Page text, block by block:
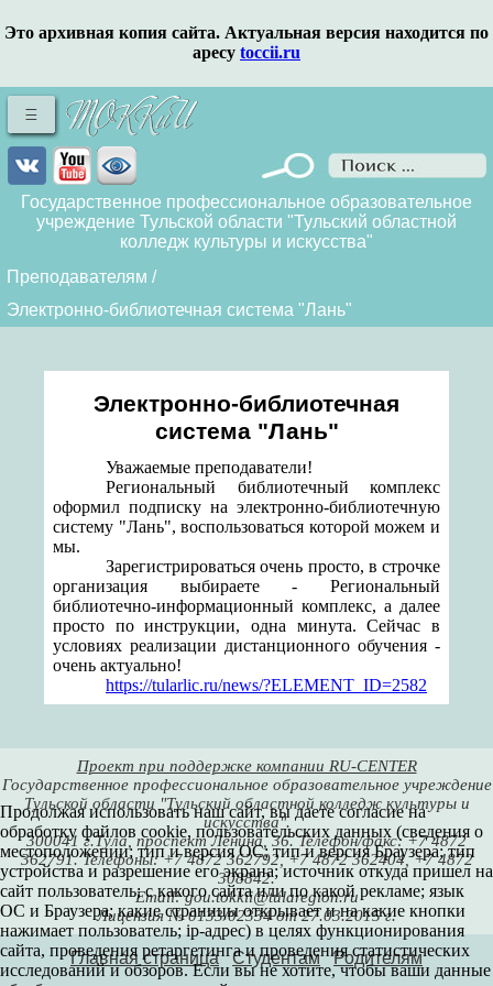
Это архивная копия сайта. Актуальная версия находится по
аресу toccii.ru
Государственное профессиональное образовательное
учреждение Тульской области "Тульский областной
колледж культуры и искусства"
Преподавателям /
Электронно-библиотечная система "Лань"
Электронно-библиотечная
система "Лань"
Уважаемые преподаватели!
Региональный библиотечный комплекс
оформил подписку на электронно-библиотечную
систему "Лань", воспользоваться которой можем и
мы.
Зарегистрироваться очень просто, в строчке
организация выбираете - Региональный
библиотечно-информационный комплекс, а далее
просто по инструкции, одна минута. Сейчас в
условиях реализации дистанционного обучения -
очень актуально!
https://tularlic.ru/news/?ELEMENT_ID=2582
Проект при поддержке компании RU-CENTER
Государственное профессиональное образовательное учреждение
Тульской области "Тульский областной колледж культуры и
искусства".
300041 г.Тула, проспект Ленина, 36. Телефон/факс: +7 4872
362791. Телефоны: +7 4872 362792, +7 4872 362404, +7 4872
308842.
Email: gou.tokkii@tularegion.ru
Лицензия № 0133/02334 от 27.03.2015 г.
Главная страница Студентам Родителям
Продолжая использовать наш сайт, вы даете согласие на
обработку файлов cookie, пользовательских данных (сведения о
местоположении; тип и версия ОС; тип и версия Браузера; тип
устройства и разрешение его экрана; источник откуда пришел на
сайт пользователь; с какого сайта или по какой рекламе; язык
ОС и Браузера; какие страницы открывает и на какие кнопки
нажимает пользователь; ip-адрес) в целях функционирования
сайта, проведения ретаргетинга и проведения статистических
исследований и обзоров. Если вы не хотите, чтобы ваши данные